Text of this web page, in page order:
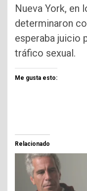
Nueva York, en
determinaron
esperaba juicio
tráfico sexual.
Me gusta esto:
Relacionado